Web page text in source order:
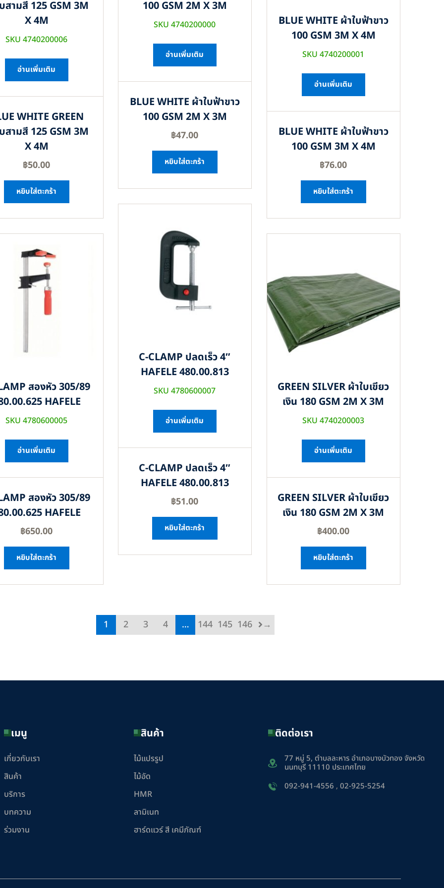
สามสี 125 GSM 3M
X 4M
SKU 4740200006
อ่านเพิ่มเติม
WHITE GREEN
สามสี 125 GSM 3M
X 4M
฿50.00
หยิบใส่ตะกร้า
100 GSM 2M X 3M
SKU 4740200000
อ่านเพิ่มเติม
BLUE WHITE ผ้าใบฟ้าขาว
100 GSM 2M X 3M
฿47.00
หยิบใส่ตะกร้า
BLUE WHITE ผ้าใบฟ้าขาว
100 GSM 3M X 4M
SKU 4740200001
อ่านเพิ่มเติม
BLUE WHITE ผ้าใบฟ้าขาว
100 GSM 3M X 4M
฿76.00
หยิบใส่ตะกร้า
C-CLAMP ปลดเร็ว 4″
HAFELE 480.00.813
SKU 4780600007
อ่านเพิ่มเติม
C-CLAMP ปลดเร็ว 4″
HAFELE 480.00.813
฿51.00
หยิบใส่ตะกร้า
สองหัว 305/89
HAFELE
SKU 4780600005
อ่านเพิ่มเติม
สองหัว 305/89
HAFELE
฿650.00
หยิบใส่ตะกร้า
GREEN SILVER ผ้าใบเขียว
เงิน 180 GSM 2M X 3M
SKU 4740200003
อ่านเพิ่มเติม
GREEN SILVER ผ้าใบเขียว
เงิน 180 GSM 2M X 3M
฿400.00
หยิบใส่ตะกร้า
1 2 3 4 … 144 145 146 →
เมนู
เกี่ยวกับเรา
สินค้า
บริการ
บทความ
ร่วมงาน
สินค้า
ไม้แปรรูป
ไม้อัด
HMR
ลามิเนท
ฮาร์ดแวร์ สี เคมีภัณฑ์
ติดต่อเรา
77 หมู่ 5, ตำบลละหาร อำเภอบางบัวทอง จังหวัด
นนทบุรี 11110 ประเทศไทย
092-941-4556 ,02-925-5254